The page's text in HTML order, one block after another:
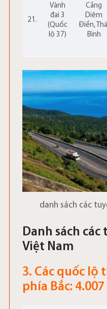
21.
Vành
đai 3
(Quốc
lộ 37)
Cảng
Diêm
Điền,
Bình
danh sách các
Danh sách
Việt Nam
3. Các quốc lộ
phía Bắc: